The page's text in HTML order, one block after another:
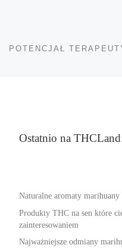
Ostatnio na
Naturalne aromaty
Produkty THC na sen które
zainteresowaniem
Najważniejsze odmiany